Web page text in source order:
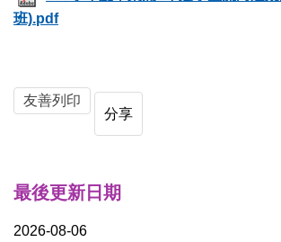
班).pdf
友善列印
分享
最後更新日期
2026-08-06